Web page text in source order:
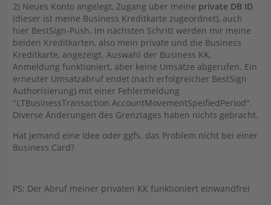
2) Neues Konto angelegt, Zugang über meine private DB ID
(dieser ist meine Business Kreditkarte zugeordnet), auch
hier BestSign-Push. Im nächsten Schritt werden mir meine
beiden Kreditkarten, also mein private und die Business
Kreditkarte, angezeigt. Auswahl der Business KK,
Anmeldung funktioniert, aber keine Umsätze abgerufen. Ein
erneuter Umsatzabruf endet (nach erfolgreicher BestSign
Authorisierung) mit einer Fehlermeldung
"LTBusinessTransaction.AccountMovementSpeifiedPeriod".
Diverse Änderungen des Grenztages haben nichts gebracht.
Hat jemand eine Idee oder ggfs. das Problem nicht bei einer
Business Card?
PS: Der Abruf meiner privaten KK funktioniert einwandfrei